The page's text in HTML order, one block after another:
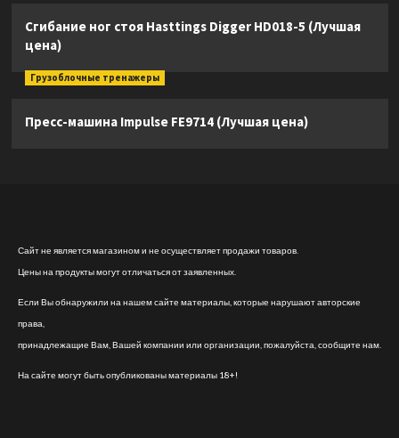
Сгибание ног стоя Hasttings Digger HD018-5 (Лучшая
цена)
Грузоблочные тренажеры
Пресс-машина Impulse FE9714 (Лучшая цена)
Сайт не является магазином и не осуществляет продажи товаров.
Цены на продукты могут отличаться от заявленных.
Если Вы обнаружили на нашем сайте материалы, которые нарушают авторские
права,
принадлежащие Вам, Вашей компании или организации, пожалуйста, сообщите нам.
На сайте могут быть опубликованы материалы 18+!